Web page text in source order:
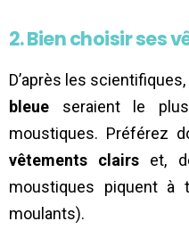
2. Bien choisir ses
D’après les scientifiques,
bleue seraient le
moustiques. Préférez
vêtements clairs et,
moustiques piquent à
moulants).